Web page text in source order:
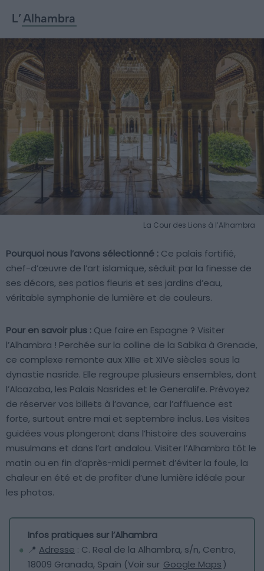
L’Alhambra
La Cour des Lions à l’Alhambra
Pourquoi nous l’avons sélectionné : Ce palais fortifié,
chef-d’œuvre de l’art islamique, séduit par la finesse de
ses décors, ses patios fleuris et ses jardins d’eau,
véritable symphonie de lumière et de couleurs.
Pour en savoir plus : Que faire en Espagne ? Visiter
l’Alhambra ! Perchée sur la colline de la Sabika à Grenade,
ce complexe remonte aux XIIIe et XIVe siècles sous la
dynastie nasride. Elle regroupe plusieurs ensembles, dont
l’Alcazaba, les Palais Nasrides et le Generalife. Prévoyez
de réserver vos billets à l’avance, car l’affluence est
forte, surtout entre mai et septembre inclus. Les visites
guidées vous plongeront dans l’histoire des souverains
musulmans et dans l’art andalou. Visiter l’Alhambra tôt le
matin ou en fin d’après-midi permet d’éviter la foule, la
chaleur en été et de profiter d’une lumière idéale pour
les photos.
Infos pratiques sur l’Alhambra
📍 Adresse : C. Real de la Alhambra, s/n, Centro,
18009 Granada, Spain (Voir sur Google Maps)